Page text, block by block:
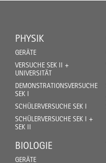
PHYSIK
GERÄTE
VERSUCHE SEK II +
UNIVERSITÄT
DEMONSTRATIONSVERSUCHE
SEK I
SCHÜLERVERSUCHE SEK I
SCHÜLERVERSUCHE SEK I +
SEK II
BIOLOGIE
GERÄTE